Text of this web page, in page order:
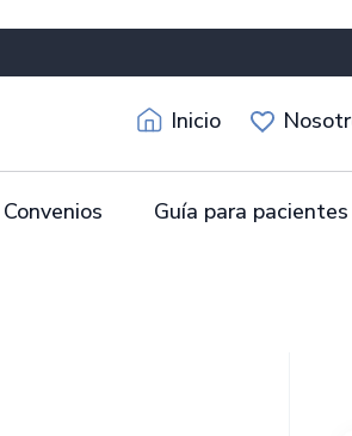
Inicio
Convenios Guía para pacientes